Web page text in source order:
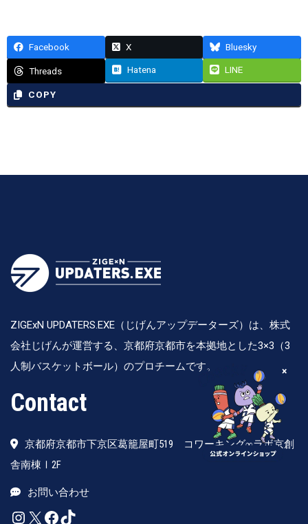
×
Facebook X Bluesky
Threads Hatena LINE
COPY
ZIGExN UPDATERS.EXE（じげんアップデーターズ）は、株式
会社じげんが運営する、京都府京都市を本拠地とした3×3（3
人制バスケットボール）のプロチームです。
Contact
京都府京都市下京区葛籠屋町519 コワーキング∞ラボ京創
舎南棟Ⅰ2F
お問い合わせ
Instagram X Facebook TikTok